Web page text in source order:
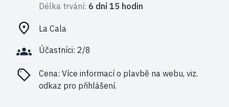
Délka trvání: 6 dní 15 hodin
La Cala
Účastníci: 2/8
Cena: Více informací o plavbě na webu, viz.
odkaz pro přihlášení.